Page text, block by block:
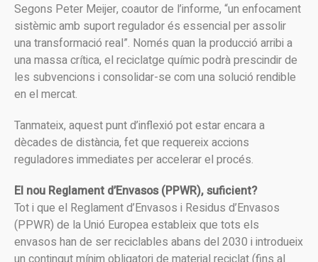
Segons Peter Meijer, coautor de l’informe, “un enfocament
sistèmic amb suport regulador és essencial per assolir
una transformació real”. Només quan la producció arribi a
una massa crítica, el reciclatge químic podrà prescindir de
les subvencions i consolidar-se com una solució rendible
en el mercat.
Tanmateix, aquest punt d’inflexió pot estar encara a
dècades de distància, fet que requereix accions
reguladores immediates per accelerar el procés.
El nou Reglament d’Envasos (PPWR), suficient?
Tot i que el Reglament d’Envasos i Residus d’Envasos
(PPWR) de la Unió Europea estableix que tots els
envasos han de ser reciclables abans del 2030 i introdueix